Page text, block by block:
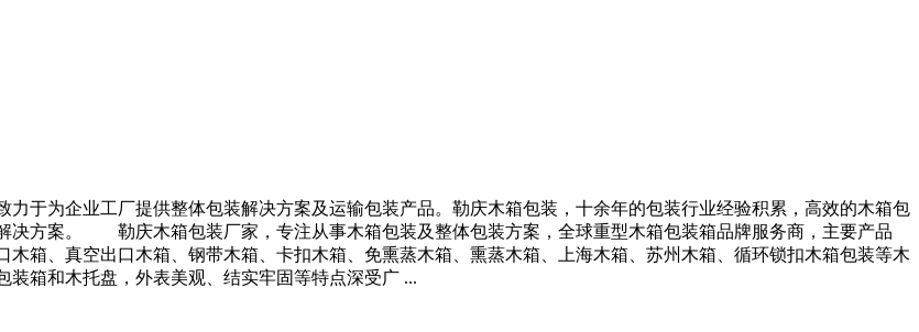
企业工厂提供整体包装解决方案及运输包装产品。勒庆木箱包装，十余年的包装行业经验积累，高效的木箱包
决方案。 勒庆木箱包装厂家，专注从事木箱包装及整体包装方案，全球重型木箱包装箱品牌服务商，主要产品
箱、真空出口木箱、钢带木箱、卡扣木箱、免熏蒸木箱、熏蒸木箱、上海木箱、苏州木箱、循环锁扣木箱包装等木
和木托盘，外表美观、结实牢固等特点深受广 ...